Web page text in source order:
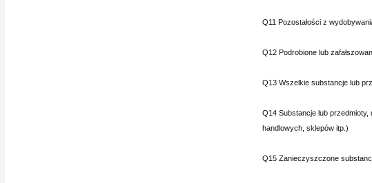
Q11 Pozostałości z
Q12 Podrobione lub
Q13 Wszelkie substancje lub
Q14 Substancje lub
handlowych, sklepów itp.)
Q15 Zanieczyszczone